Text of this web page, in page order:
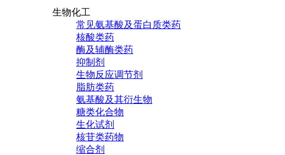
生物化工
常见氨基酸及蛋白质类药
核酸类药
酶及辅酶类药
抑制剂
生物反应调节剂
脂肪类药
氨基酸及其衍生物
糖类化合物
生化试剂
核苷类药物
缩合剂